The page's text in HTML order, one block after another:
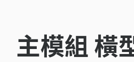
主模組 橫